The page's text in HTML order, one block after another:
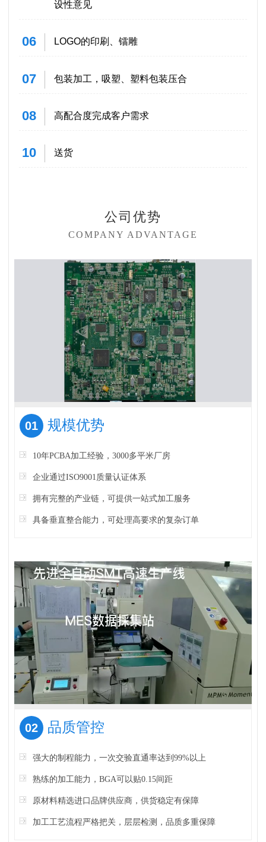
设性意见
06 LOGO的印刷、镭雕
07 包装加工，吸塑、塑料包装压合
08 高配合度完成客户需求
10 送货
公司优势
COMPANY ADVANTAGE
01 规模优势
10年PCBA加工经验，3000多平米厂房
企业通过ISO9001质量认证体系
拥有完整的产业链，可提供一站式加工服务
具备垂直整合能力，可处理高要求的复杂订单
02 品质管控
强大的制程能力，一次交验直通率达到99%以上
熟练的加工能力，BGA可以贴0.15间距
原材料精选进口品牌供应商，供货稳定有保障
加工工艺流程严格把关，层层检测，品质多重保障